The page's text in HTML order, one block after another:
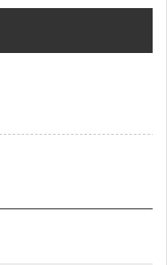
不注意糖的攝取，進而
視這個問題，而現在糖
面的聲音，讓我們來一